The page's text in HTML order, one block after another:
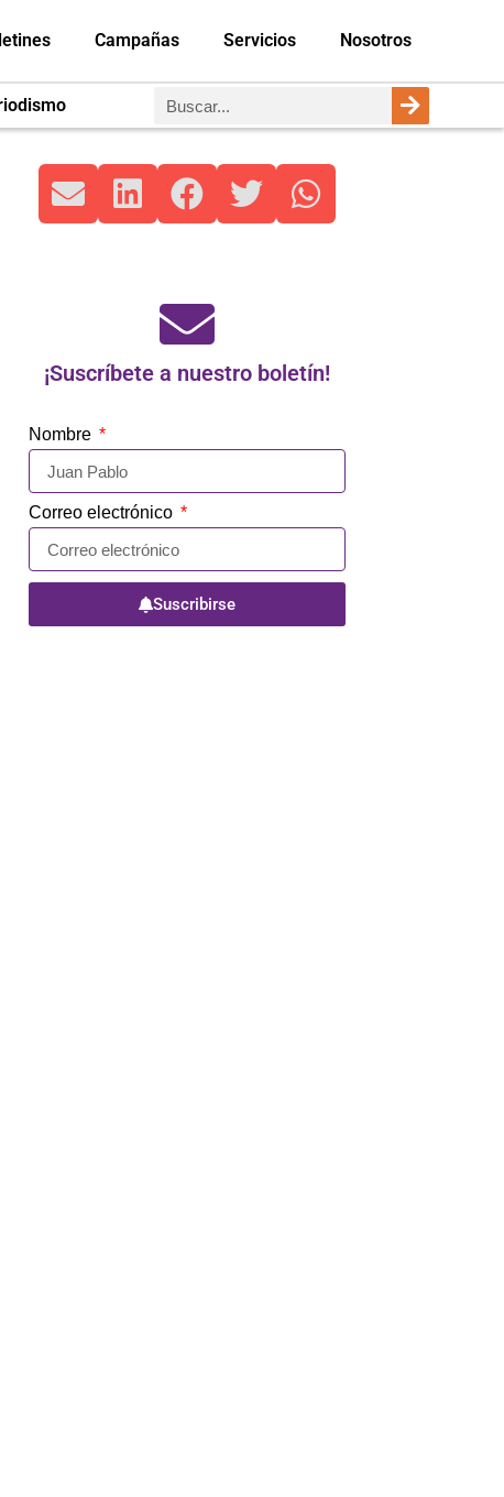
Campañas Servicios Nosotros
¡Suscríbete a nuestro boletín!
Nombre
Correo electrónico
Suscribirse